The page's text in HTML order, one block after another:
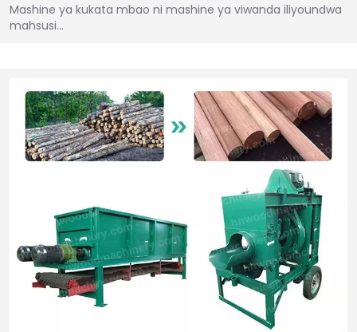
Mashine ya kukata mbao ni mashine ya viwanda iliyoundwa
mahsusi…